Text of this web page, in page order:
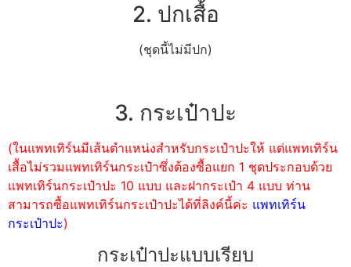
2. ปกเสื้อ
(ชุดนี้ไม่มีปก)
3. กระเป๋าปะ
(ในแพทเทิร์นมีเส้นตำแหน่งสำหรับกระเป๋าปะให้ แต่แพทเทิร์น
เสื้อไม่รวมแพทเทิร์นกระเป๋าซึ่งต้องซื้อแยก 1 ชุดประกอบด้วย
แพทเทิร์นกระเป๋าปะ 10 แบบ และฝากระเป๋า 4 แบบ ท่าน
สามารถซื้อแพทเทิร์นกระเป๋าปะได้ที่ลิงค์นี้ค่ะ แพทเทิร์น
กระเป๋าปะ)
กระเป๋าปะแบบเรียบ